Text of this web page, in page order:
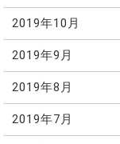
2019年10月
2019年9月
2019年8月
2019年7月